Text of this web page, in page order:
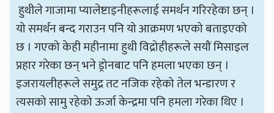
हुथीले गाजामा प्यालेष्टाइनीहरूलाई समर्थन गरिरहेका छन् ।
यो समर्थन बन्द गराउन पनि यो आक्रमण भएको बताइएको
छ । गएको केही महीनामा हुथी विद्रोहीहरूले सयौं मिसाइल
प्रहार गरेका छन् भने ड्रोनबाट पनि हमला भएका छन् ।
इजरायलीहरूले समुद्र तट नजिक रहेको तेल भन्डारण र
त्यसको सामु रहेको ऊर्जा केन्द्रमा पनि हमला गरेका थिए ।